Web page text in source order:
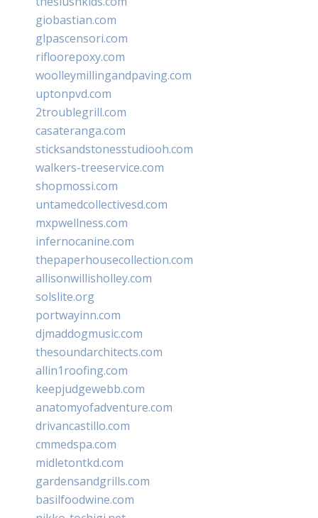
giobastian.com
glpascensori.com
rifloorepoxy.com
woolleymillingandpaving.com
uptonpvd.com
2troublegrill.com
casateranga.com
sticksandstonesstudiooh.com
walkers-treeservice.com
shopmossi.com
untamedcollectivesd.com
mxpwellness.com
infernocanine.com
thepaperhousecollection.com
allisonwillisholley.com
solslite.org
portwayinn.com
djmaddogmusic.com
thesoundarchitects.com
allin1roofing.com
keepjudgewebb.com
anatomyofadventure.com
drivancastillo.com
cmmedspa.com
midletontkd.com
gardensandgrills.com
basilfoodwine.com